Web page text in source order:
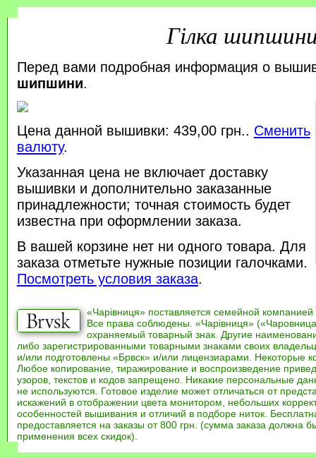
Гілка
Перед вами подробная информация о
шипшини.
Цена данной вышивки: 439,00 грн.. Сменить
валюту.
Указанная цена не включает доставку
вышивки и дополнительно заказанные
принадлежности; точная стоимость будет
известна при оформлении заказа.
В вашей корзине нет ни одного товара. Для
заказа отметьте нужные позиции галочками.
Посмотреть условия заказа.
«Чарівниця» поставляется семейной компанией
Все права соблюдены. «Чарівниця»
охраняемый товарный знак. Другие
либо зарегистрированными товарными знаками своих
и/или подготовлены «Брвск» и/или лицензиарами. Некоторые
Любое копирование, тиражирование и воспроизведение
узоров, текстов и кодов запрещено. Никакие персональные
не используются. Готовое изделие может отличаться от
искажений в отображении цвета монитором, небольших
особенностей вышивания и отличий в подборе ниток.
предоставляется на заказы от 800 грн. (сумма заказа должна
применения всех скидок).